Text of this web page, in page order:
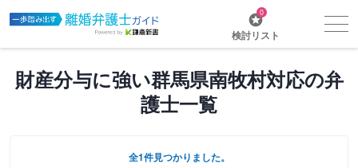
0
検討リスト
財産分与に強い群馬県南牧村対応の弁
護士一覧
全1件見つかりました。